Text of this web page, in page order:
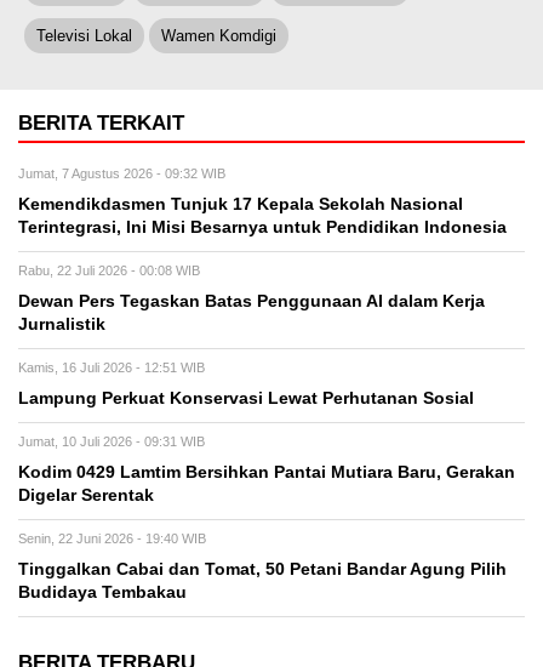
Televisi Lokal Wamen Komdigi
BERITA TERKAIT
Jumat, 7 Agustus 2026 - 09:32 WIB
Kemendikdasmen Tunjuk 17 Kepala Sekolah Nasional
Terintegrasi, Ini Misi Besarnya untuk Pendidikan Indonesia
Rabu, 22 Juli 2026 - 00:08 WIB
Dewan Pers Tegaskan Batas Penggunaan AI dalam Kerja
Jurnalistik
Kamis, 16 Juli 2026 - 12:51 WIB
Lampung Perkuat Konservasi Lewat Perhutanan Sosial
Jumat, 10 Juli 2026 - 09:31 WIB
Kodim 0429 Lamtim Bersihkan Pantai Mutiara Baru, Gerakan
Digelar Serentak
Senin, 22 Juni 2026 - 19:40 WIB
Tinggalkan Cabai dan Tomat, 50 Petani Bandar Agung Pilih
Budidaya Tembakau